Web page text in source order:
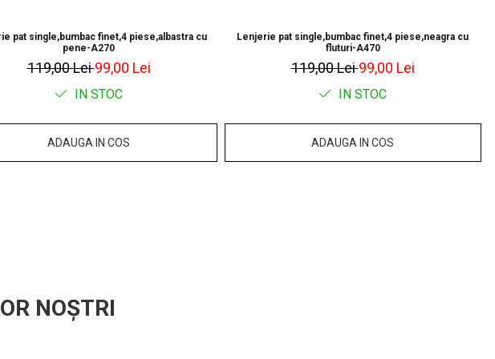
pat single,bumbac finet,4 piese,albastra cu
pene-A270
119,00 Lei99,00 Lei
IN STOC
ADAUGA IN COS
Lenjerie pat single,bumbac finet,4 piese,neagra cu
fluturi-A470
119,00 Lei99,00 Lei
IN STOC
ADAUGA IN COS
NOȘTRI